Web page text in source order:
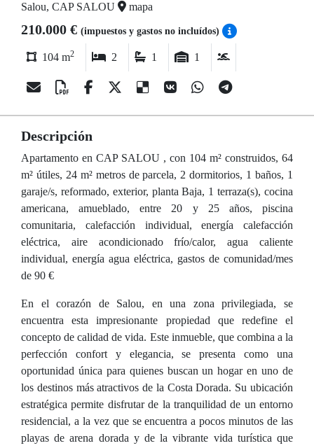
Salou, CAP SALOU mapa
210.000 € (impuestos y gastos no incluídos)
104 m2 2 1 1
Descripción
Apartamento en CAP SALOU , con 104 m² construidos, 64
m² útiles, 24 m² metros de parcela, 2 dormitorios, 1 baños, 1
garaje/s, reformado, exterior, planta Baja, 1 terraza(s), cocina
americana, amueblado, entre 20 y 25 años, piscina
comunitaria, calefacción individual, energía calefacción
eléctrica, aire acondicionado frío/calor, agua caliente
individual, energía agua eléctrica, gastos de comunidad/mes
de 90 €
En el corazón de Salou, en una zona privilegiada, se
encuentra esta impresionante propiedad que redefine el
concepto de calidad de vida. Este inmueble, que combina a la
perfección confort y elegancia, se presenta como una
oportunidad única para quienes buscan un hogar en uno de
los destinos más atractivos de la Costa Dorada. Su ubicación
estratégica permite disfrutar de la tranquilidad de un entorno
residencial, a la vez que se encuentra a pocos minutos de las
playas de arena dorada y de la vibrante vida turística que